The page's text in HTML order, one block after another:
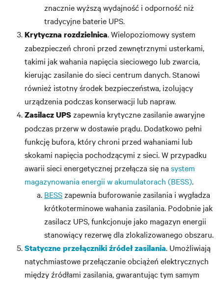
znacznie wyższą wydajność i odporność niż
tradycyjne baterie UPS.
Krytyczna rozdzielnica. Wielopoziomowy system
zabezpieczeń chroni przed zewnętrznymi usterkami,
takimi jak wahania napięcia sieciowego lub zwarcia,
kierując zasilanie do sieci centrum danych. Stanowi
również istotny środek bezpieczeństwa, izolujący
urządzenia podczas konserwacji lub napraw.
Zasilacz UPSzapewnia krytyczne zasilanie awaryjne
podczas przerw w dostawie prądu. Dodatkowo pełni
funkcję bufora, który chroni przed wahaniami lub
skokami napięcia pochodzącymi z sieci. W przypadku
awarii sieci energetycznej przełącza się na system
magazynowania energii w akumulatorach (BESS).
BESSzapewnia buforowanie zasilania i wygładza
krótkoterminowe wahania zasilania. Podobnie jak
zasilacz UPS, funkcjonuje jako magazyn energii
stanowiący rezerwę dla zlokalizowanego obszaru.
Statyczne przełączniki źródeł zasilania. Umożliwiają
natychmiastowe przełączanie obciążeń elektrycznych
między źródłami zasilania, gwarantując tym samym